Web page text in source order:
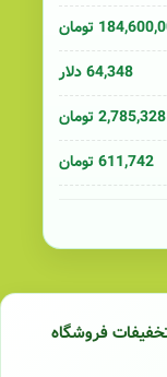
تومان
64,348 دلار
2,785,328 تومان
611,742 تومان
فروشگاه